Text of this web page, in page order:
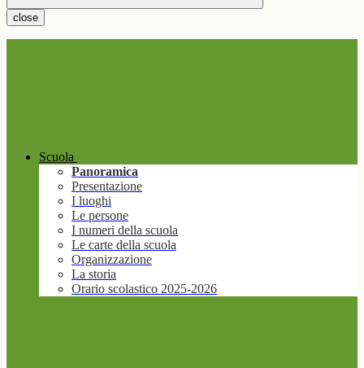
close
Scuola
Panoramica
Presentazione
I luoghi
Le persone
I numeri della scuola
Le carte della scuola
Organizzazione
La storia
Orario scolastico 2025-2026